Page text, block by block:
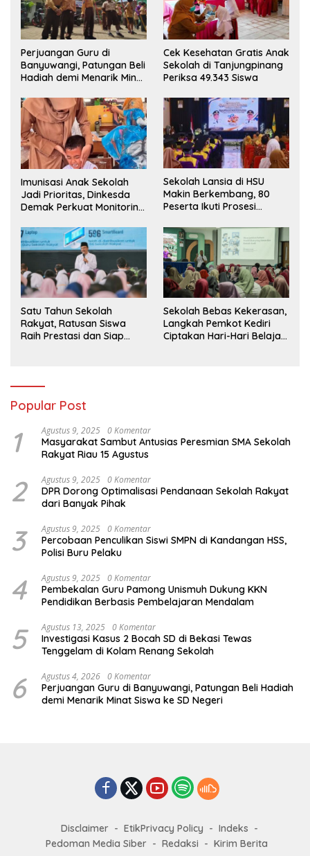
Perjuangan Guru di
Banyuwangi, Patungan Beli
Hadiah demi Menarik Minat
Cek Kesehatan Gratis Anak
Sekolah di Tanjungpinang
Periksa 49.343 Siswa
Imunisasi Anak Sekolah
Jadi Prioritas, Dinkesda
Demak Perkuat Monitoring
Sekolah Lansia di HSU
Makin Berkembang, 80
Peserta Ikuti Prosesi
Satu Tahun Sekolah
Rakyat, Ratusan Siswa
Raih Prestasi dan Siap
Sekolah Bebas Kekerasan,
Langkah Pemkot Kediri
Ciptakan Hari-Hari Belajar
Popular Post
1 Agustus 9, 2025 0 Komentar
Masyarakat Sambut Antusias Peresmian SMA Sekolah
Rakyat Riau 15 Agustus
2 Agustus 9, 2025 0 Komentar
DPR Dorong Optimalisasi Pendanaan Sekolah Rakyat
dari Banyak Pihak
3 Agustus 9, 2025 0 Komentar
Percobaan Penculikan Siswi SMPN di Kandangan HSS,
Polisi Buru Pelaku
4 Agustus 9, 2025 0 Komentar
Pembekalan Guru Pamong Unismuh Dukung KKN
Pendidikan Berbasis Pembelajaran Mendalam
5 Agustus 13, 2025 0 Komentar
Investigasi Kasus 2 Bocah SD di Bekasi Tewas
Tenggelam di Kolam Renang Sekolah
6 Agustus 4, 2026 0 Komentar
Perjuangan Guru di Banyuwangi, Patungan Beli Hadiah
demi Menarik Minat Siswa ke SD Negeri
Disclaimer EtikPrivacy Policy
Indeks
Pedoman Media Siber
Redaksi Kirim Berita